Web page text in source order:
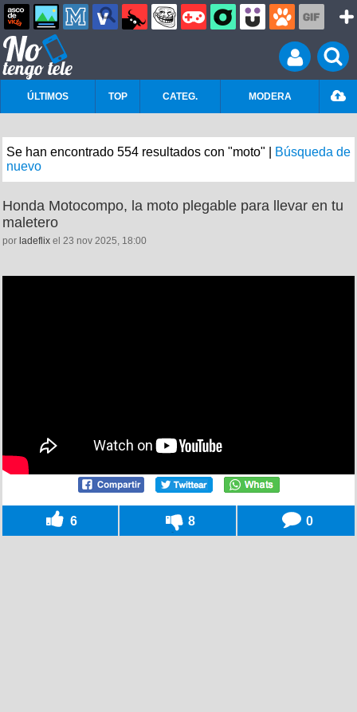
ÚLTIMOS TOP CATEG. MODERA
Se han encontrado 554 resultados con "moto" |
Búsqueda de
nuevo
Honda Motocompo, la moto plegable para llevar en tu
maletero
por ladeflix el 23 nov 2025, 18:00
6 8 0